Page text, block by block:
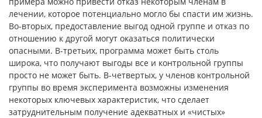
лечении, которое потенциально мог­ло бы спасти им жизнь.
Во-вторых, предоставление выгод одной группе и отказ по
отношению к другой могут оказаться политически
опасными. В-третьих, программа может быть столь
широка, что получают выгоды все и контрольной группы
просто не может быть. В-четвертых, у членов кон­трольной
группы во время эксперимента возможны изменения
некоторых ключевых характеристик, что сделает
затруднительным получение адекват­ных и «чистых»